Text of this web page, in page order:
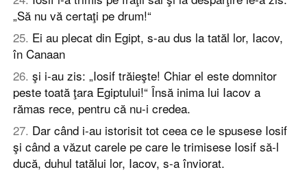
„Să nu vă certaţi pe drum!“
25. Ei au plecat din Egipt, s-au dus la tatăl lor, Iacov,
în Canaan
26. şi i-au zis: „Iosif trăieşte! Chiar el este domnitor
peste toată ţara Egiptului!“ Însă inima lui Iacov a
rămas rece, pentru că nu-i credea.
27. Dar când i-au istorisit tot ceea ce le spusese Iosif
şi când a văzut carele pe care le trimisese Iosif să-l
ducă, duhul tatălui lor, Iacov, s-a înviorat.